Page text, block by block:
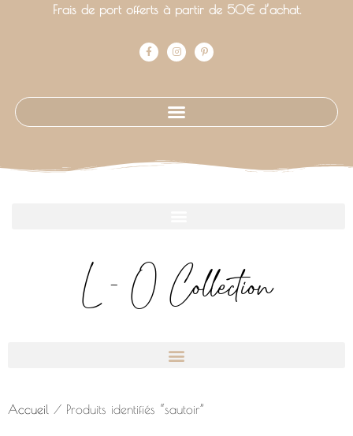
Frais de port offerts à partir de 50€ d’achat.
L - O Collection
Accueil / Produits identifiés “sautoir”